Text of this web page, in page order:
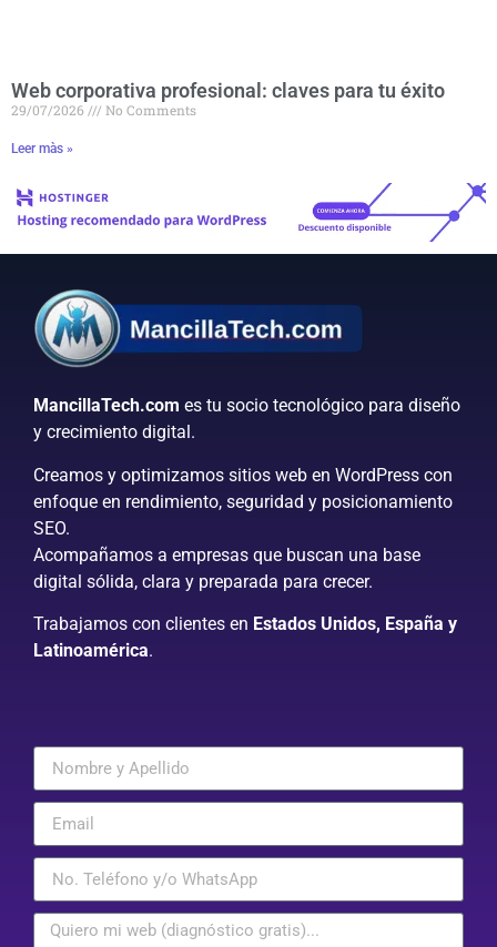
Web corporativa profesional: claves para tu éxito
29/07/2026 No Comments
Leer màs »
MancillaTech.com es tu socio tecnológico para diseño
y crecimiento digital.
Creamos y optimizamos sitios web en WordPress con
enfoque en rendimiento, seguridad y posicionamiento
SEO.
Acompañamos a empresas que buscan una base
digital sólida, clara y preparada para crecer.
Trabajamos con clientes en Estados Unidos, España y
Latinoamérica.